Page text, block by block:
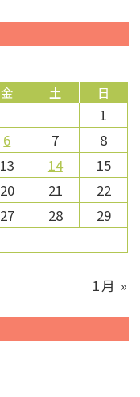
金 土 日
1
6 7
8
13 14
15
20 21
22
27 28
29
1月 »